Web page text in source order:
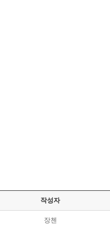
작성자
장첸